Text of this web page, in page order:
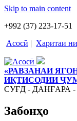
Skip to main content
+992 (37) 223-17-51
Асосӣ | Харитаи
«РАВЗАНАИ
ИҚТИСОДИИ
СУҒД -
Забонҳо